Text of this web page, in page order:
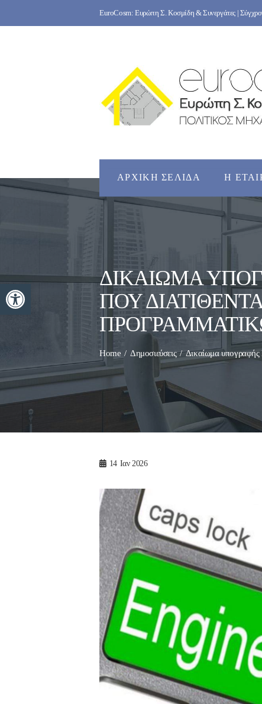
Ανοίξτε τη γραμμή εργαλείων
to
EuroCosm: Ευρώπη Σ. Κοσμίδη & Συνεργάτες |
ΑΡΧΙΚΉ ΣΕΛΊΔΑ Η
ΔΙΚΑΊΩΜΑ
ΠΟΥ
Home Δημοσιεύσεις Δικαίωμα υπογραφής
14 Ιαν 2026